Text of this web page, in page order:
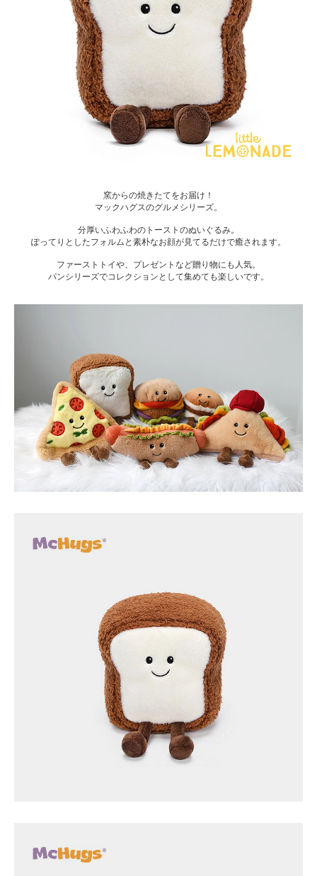
窯からの焼きたてをお届け！
マックハグスのグルメシリーズ。
分厚いふわふわのトーストのぬいぐるみ。
ぽってりとしたフォルムと素朴なお顔が見てるだけで癒されます。
ファーストトイや、プレゼントなど贈り物にも人気。
パンシリーズでコレクションとして集めても楽しいです。